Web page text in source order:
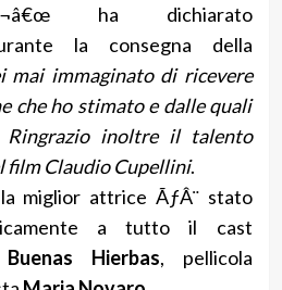
ha dichiarato
la consegna della
mai immaginato di ricevere
che ho stimato e dalle quali
inoltre il talento
film Claudio Cupellini.
miglior attrice ÃƒÂ¨ stato
a tutto il cast
Hierbas, pellicola